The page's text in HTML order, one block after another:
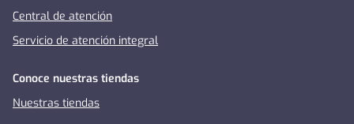
Central de atención
Servicio de atención integral
Conoce nuestras tiendas
Nuestras tiendas